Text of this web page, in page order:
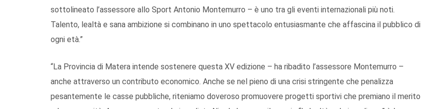
sottolineato l’assessore allo Sport Antonio Montemurro – è uno tra gli eventi internazionali più noti.
Talento, lealtà e sana ambizione si combinano in uno spettacolo entusiasmante che affascina il pubblico di
ogni età.”
“La Provincia di Matera intende sostenere questa XV edizione – ha ribadito l’assessore Montemurro –
anche attraverso un contributo economico. Anche se nel pieno di una crisi stringente che penalizza
pesantemente le casse pubbliche, riteniamo doveroso promuovere progetti sportivi che premiano il merito